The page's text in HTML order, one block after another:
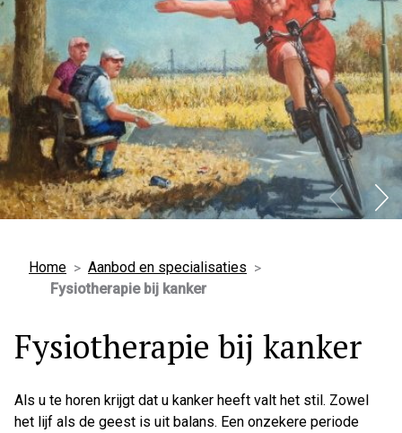
Home
Aanbod en specialisaties
Fysiotherapie bij kanker
Fysiotherapie bij kanker
Als u te horen krijgt dat u kanker heeft valt het stil. Zowel
het lijf als de geest is uit balans. Een onzekere periode